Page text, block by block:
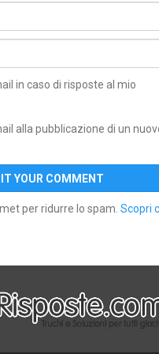
in caso di risposte al mio
alla pubblicazione di un
per ridurre lo spam. Scopri